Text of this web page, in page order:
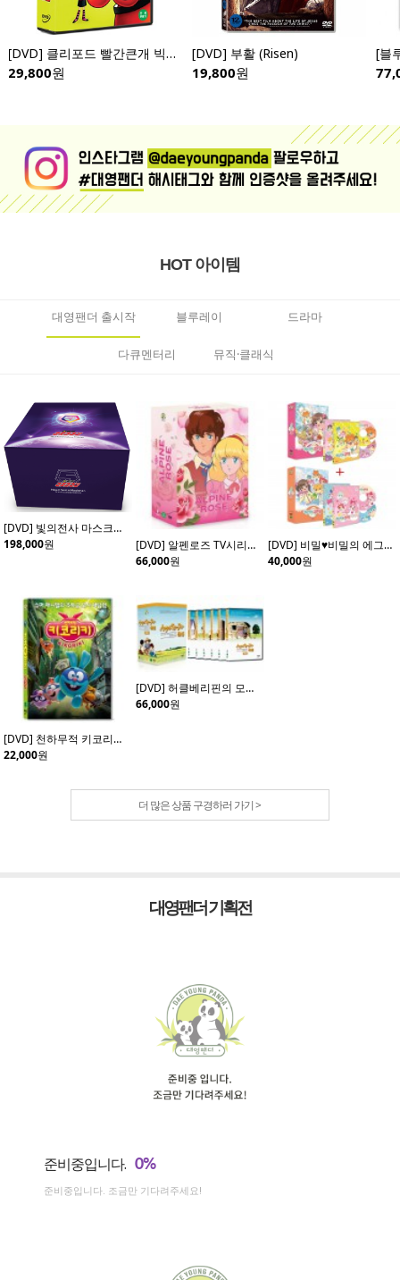
[DVD] 클리포드 빨간큰개 빅빅 전편 (10disc)- Clifford the Big Red Dog: Big Big
29,800원
[DVD] 부활 (Risen)
19,800원
HOT 아이템
대영팬더 출시작 블루레이 드라마
다큐멘터리 뮤직·클래식
[DVD] 빛의전사 마스크맨 초회 한정판 (20disc)
198,000원
[DVD] 알펜로즈 TV시리즈 (4disc)
66,000원
[DVD] 비밀♥비밀의 에그엔젤 코코밍 Vol.1+ Vol.2 (4disc)
40,000원
[DVD] 천하무적 키코리키 (Kikoriki: Team Invincible)- 데니스체르노프 감독
22,000원
[DVD] 허클베리핀의 모험 (6Disc)
66,000원
더 많은 상품 구경하러 가기 >
대영팬더 기획전
준비중입니다. 0%
준비중입니다. 조금만 기다려주세요!